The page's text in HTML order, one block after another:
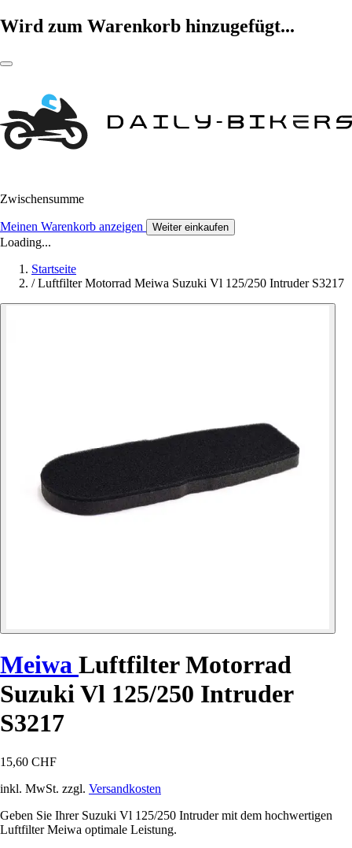
Wird zum Warenkorb hinzugefügt...
Zwischensumme
Meinen Warenkorb anzeigen Weiter einkaufen
Loading...
Startseite
/ Luftfilter Motorrad Meiwa Suzuki Vl 125/250 Intruder S3217
Meiwa Luftfilter Motorrad
Suzuki Vl 125/250 Intruder
S3217
15,60 CHF
inkl. MwSt. zzgl. Versandkosten
Geben Sie Ihrer Suzuki Vl 125/250 Intruder mit dem hochwertigen
Luftfilter Meiwa optimale Leistung.